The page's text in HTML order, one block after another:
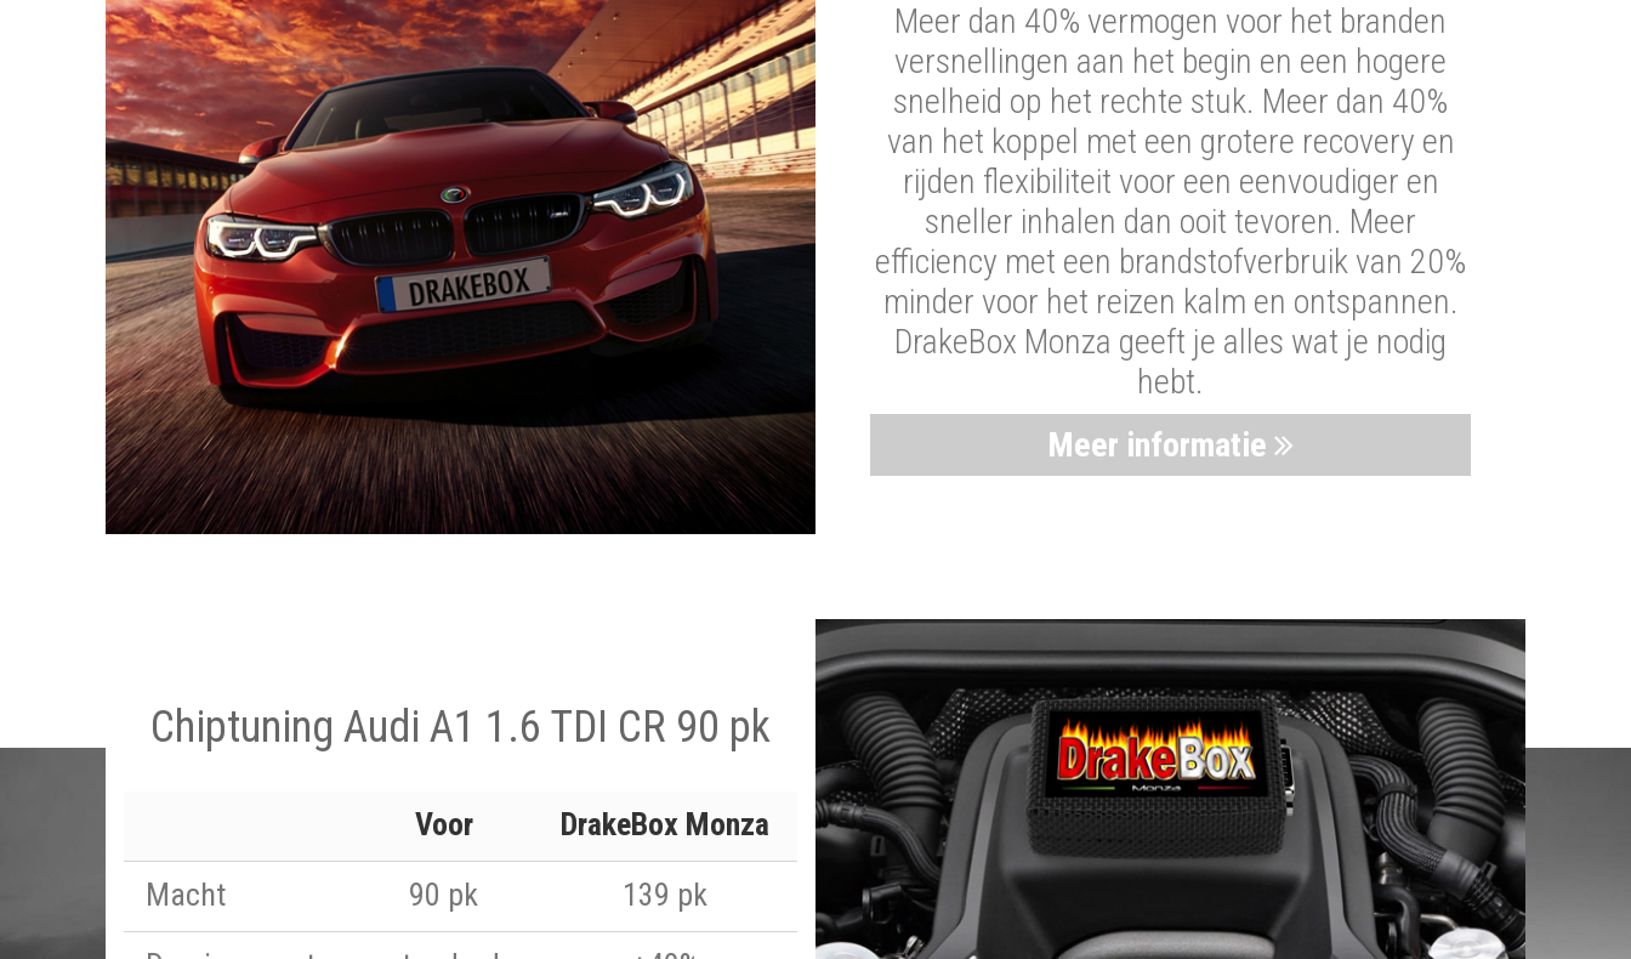
Meer dan 40% vermogen voor het branden
versnellingen aan het begin en een hogere
snelheid op het rechte stuk. Meer dan 40%
van het koppel met een grotere recovery en
rijden flexibiliteit voor een eenvoudiger en
sneller inhalen dan ooit tevoren. Meer
efficiency met een brandstofverbruik van 20%
minder voor het reizen kalm en ontspannen.
DrakeBox Monza geeft je alles wat je nodig
hebt.
Meer informatie
Chiptuning Audi A1 1.6 TDI CR 90 pk
Voor
DrakeBox Monza
Macht
90 pk
139 pk